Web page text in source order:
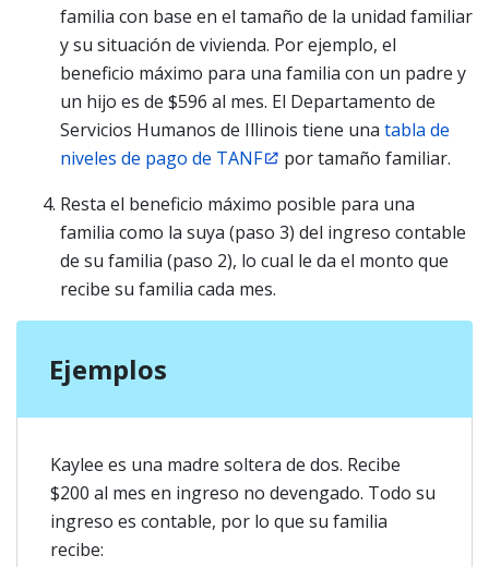
familia con base en el tamaño de la unidad familiar
y su situación de vivienda. Por ejemplo, el
beneficio máximo para una familia con un padre y
un hijo es de $596 al mes. El Departamento de
Servicios Humanos de Illinois tiene una tabla de
niveles de pago de TANF
por tamaño familiar.
Resta el beneficio máximo posible para una
familia como la suya (paso 3) del ingreso contable
de su familia (paso 2), lo cual le da el monto que
recibe su familia cada mes.
Ejemplos
Kaylee es una madre soltera de dos. Recibe
$200 al mes en ingreso no devengado. Todo su
ingreso es contable, por lo que su familia
recibe: